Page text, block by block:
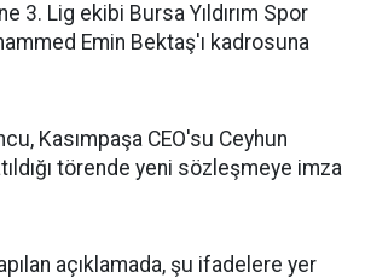
3. Lig ekibi Bursa Yıldırım Spor
Emin Bektaş'ı kadrosuna
Kasımpaşa CEO'su Ceyhun
törende yeni sözleşmeye imza
açıklamada, şu ifadelere yer